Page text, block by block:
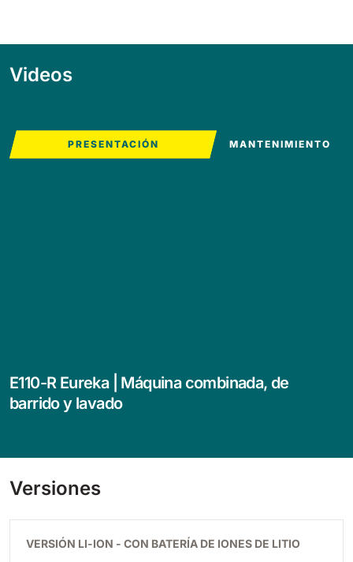
Videos
PRESENTACIÓN MANTENIMIENTO
E110-R Eureka | Máquina combinada, de
barrido y lavado
Versiones
VERSIÓN LI-ION - CON BATERÍA DE IONES DE LITIO